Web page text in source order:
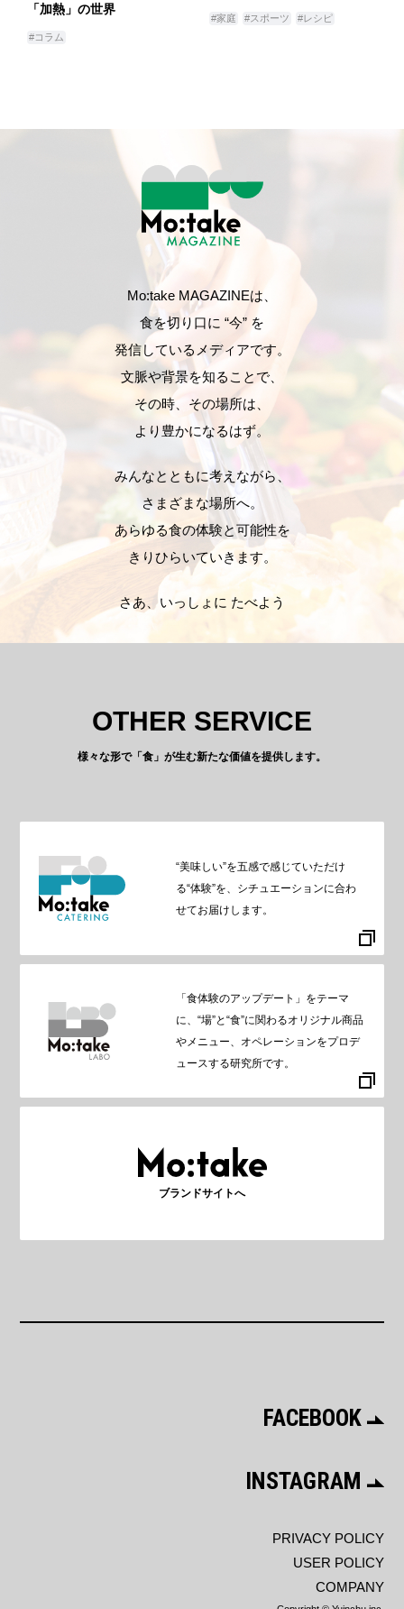
「加熱」の世界
#コラム
#家庭 #スポーツ #レシピ
Mo:take MAGAZINEは、
食を切り口に “今” を
発信しているメディアです。
文脈や背景を知ることで、
その時、その場所は、
より豊かになるはず。
みんなとともに考えながら、
さまざまな場所へ。
あらゆる食の体験と可能性を
きりひらいていきます。
さあ、いっしょに たべよう
OTHER SERVICE
様々な形で「食」が生む新たな価値を提供します。
“美味しい”を五感で感じていただけ
る“体験”を、シチュエーションに合わ
せてお届けします。
「食体験のアップデート」をテーマ
に、“場”と“食”に関わるオリジナル商品
やメニュー、オペレーションをプロデ
ュースする研究所です。
ブランドサイトへ
FACEBOOK
INSTAGRAM
PRIVACY POLICY
USER POLICY
COMPANY